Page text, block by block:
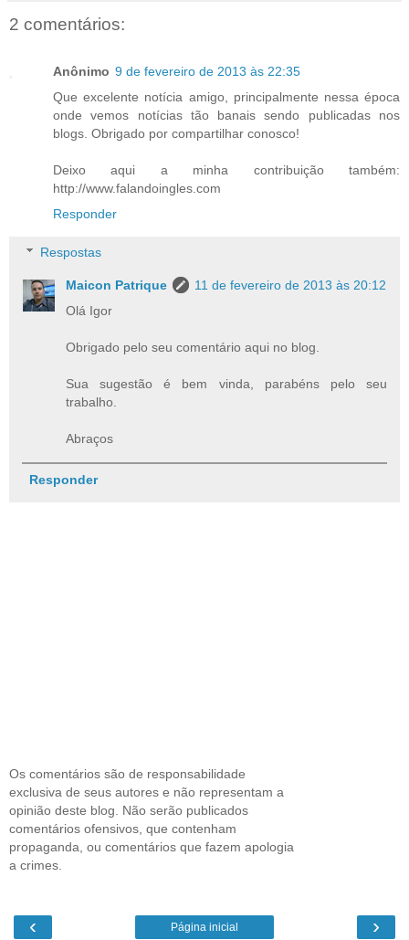
2 comentários:
Anônimo 9 de fevereiro de 2013 às 22:35
Que excelente notícia amigo, principalmente nessa época
onde vemos notícias tão banais sendo publicadas nos
blogs. Obrigado por compartilhar conosco!
Deixo aqui a minha contribuição também:
http://www.falandoingles.com
Responder
Respostas
Maicon Patrique
11 de fevereiro de 2013 às 20:12
Olá Igor
Obrigado pelo seu comentário aqui no blog.
Sua sugestão é bem vinda, parabéns pelo seu
trabalho.
Abraços
Responder
Os comentários são de responsabilidade
exclusiva de seus autores e não representam a
opinião deste blog. Não serão publicados
comentários ofensivos, que contenham
propaganda, ou comentários que fazem apologia
a crimes.
‹ ›
Página inicial